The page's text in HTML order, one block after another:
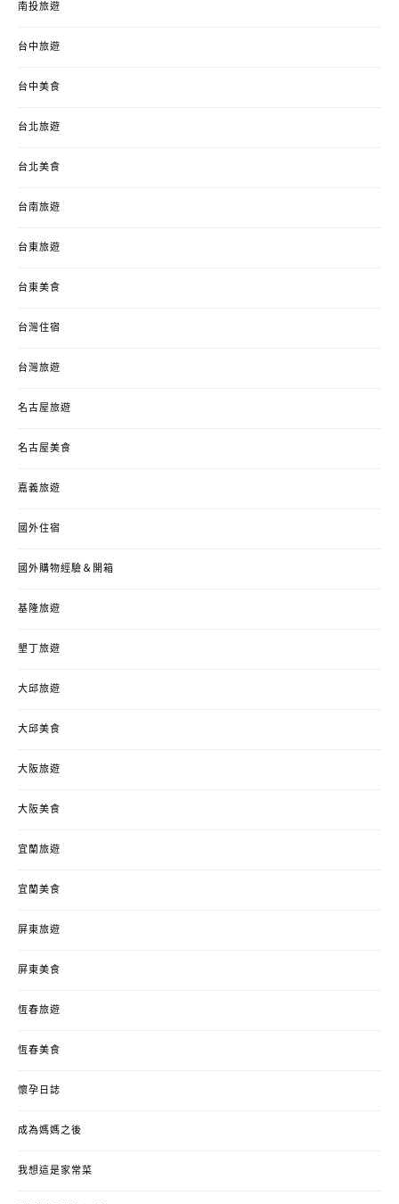
南投旅遊
台中旅遊
台中美食
台北旅遊
台北美食
台南旅遊
台東旅遊
台東美食
台灣住宿
台灣旅遊
名古屋旅遊
名古屋美食
嘉義旅遊
國外住宿
國外購物經驗＆開箱
基隆旅遊
墾丁旅遊
大邱旅遊
大邱美食
大阪旅遊
大阪美食
宜蘭旅遊
宜蘭美食
屏東旅遊
屏東美食
恆春旅遊
恆春美食
懷孕日誌
成為媽媽之後
我想這是家常菜